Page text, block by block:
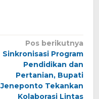
Pos berikutnya
Sinkronisasi Program
Pendidikan dan
Pertanian, Bupati
Jeneponto Tekankan
Kolaborasi Lintas